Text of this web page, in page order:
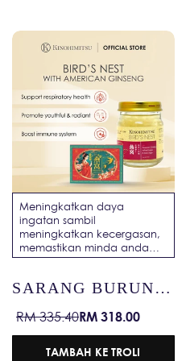
Meningkatkan daya
ingatan sambil
meningkatkan kecergasan,
memastikan minda anda
tajam dan badan
harian yang optimum.
SARANG BURUNG
AMERIKA
Harga
jualan
RM 335.40Harga
biasa
RM 318.00
TAMBAH KE TROLI